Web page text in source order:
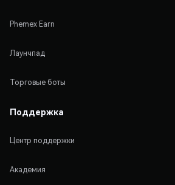
Phemex Earn
Лаунчпад
Торговые боты
Поддержка
Центр поддержки
Академия